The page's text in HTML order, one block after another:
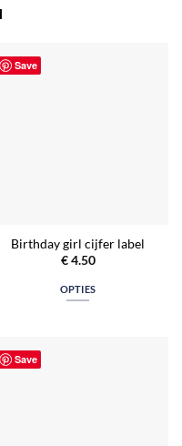
Save
Birthday girl cijfer label
€4.50
OPTIES
Save